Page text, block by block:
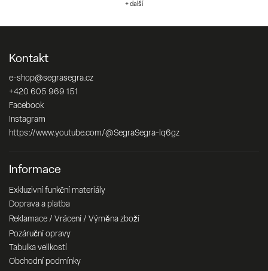
+ další
Kontakt
e-shop@segrasegra.cz
+420 605 969 151
Facebook
Instagram
https://www.youtube.com/@SegraSegra-lq6gz
Informace
Exkluzivní funkční materiály
Doprava a platba
Reklamace / Vrácení / Výměna zboží
Pozáruční opravy
Tabulka velikostí
Obchodní podmínky